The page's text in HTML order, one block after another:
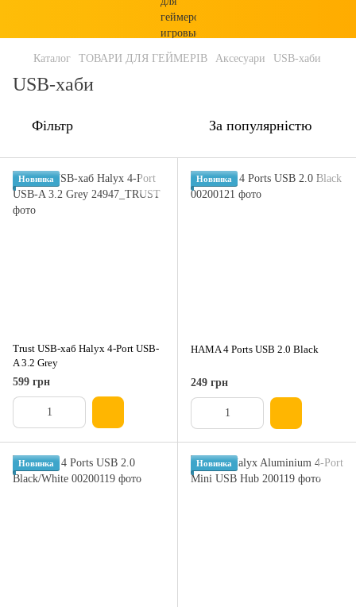
Каталог ТОВАРИ ДЛЯ ГЕЙМЕРІВ Аксесуари USB-хаби
USB-хаби
Фільтр За популярністю
Новинка
Trust USB-хаб Halyx 4-Port USB-
A 3.2 Grey
599 грн
Новинка
HAMA 4 Ports USB 2.0 Black
249 грн
Новинка Новинка